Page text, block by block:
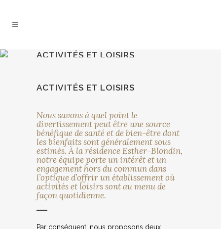
ACTIVITÉS ET LOISIRS
ACTIVITÉS ET LOISIRS
Nous savons à quel point le
divertissement peut être une source
bénéfique de santé et de bien-être dont
les bienfaits sont généralement sous
estimés. À la résidence Esther-Blondin,
notre équipe porte un intérêt et un
engagement hors du commun dans
l’optique d’offrir un établissement où
activités et loisirs sont au menu de
façon quotidienne.
Par conséquent, nous proposons deux